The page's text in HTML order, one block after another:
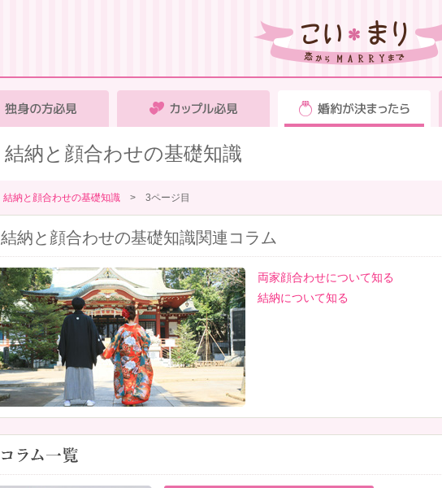
結納と顔合わせの基礎知識
結納と顔合わせの基礎知識 > 3ページ目
結納と顔合わせの基礎知識関連コラム
両家顔合わせについて知る
結納について知る